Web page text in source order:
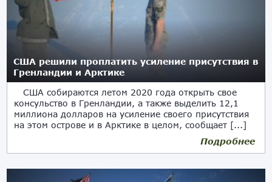
США решили проплатить усиление присутствия в
Гренландии и Арктике
США собираются летом 2020 года открыть свое
консульство в Гренландии, а также выделить 12,1
миллиона долларов на усиление своего присутствия
на этом острове и в Арктике в целом, сообщает [...]
Подробнее